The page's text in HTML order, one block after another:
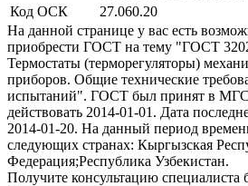
Код ОСК
27.060.20
На данной странице у вас есть
приобрести ГОСТ на тему "ГОСТ
Термостаты (терморегуляторы)
приборов. Общие технические
испытаний". ГОСТ был принят в МГС
действовать 2014-01-01. Дата
2014-01-20. На данный период
следующих странах: Кыргызская
Федерация;Республика Узбекистан.
Получите консультацию специалиста